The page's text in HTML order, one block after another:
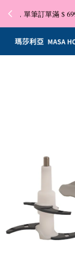
🐍 2025 蛇年
您的